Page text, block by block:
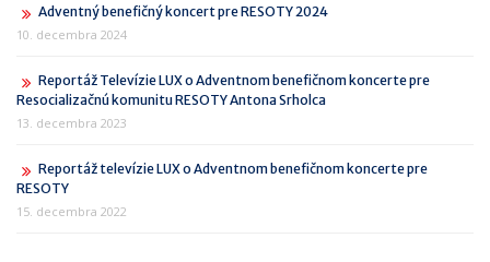
Adventný benefičný koncert pre RESOTY 2024
10. decembra 2024
Reportáž Televízie LUX o Adventnom benefičnom koncerte pre
Resocializačnú komunitu RESOTY Antona Srholca
13. decembra 2023
Reportáž televízie LUX o Adventnom benefičnom koncerte pre
RESOTY
15. decembra 2022